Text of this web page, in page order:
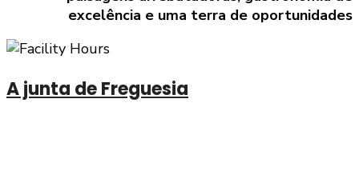
excelência e uma terra de oportunidades
A junta de Freguesia